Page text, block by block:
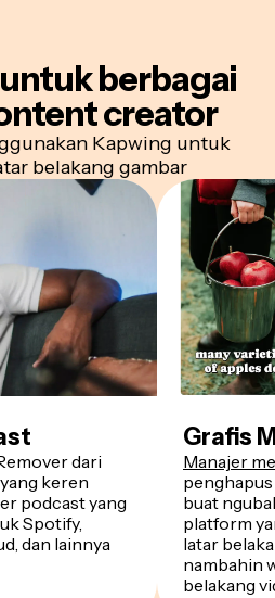
berbagai
creator
Kapwing untuk
belakang gambar
dari
keren
podcast yang
Spotify,
dan lainnya
Grafis
Manajer
buat
platform
latar
nambahin
belakang